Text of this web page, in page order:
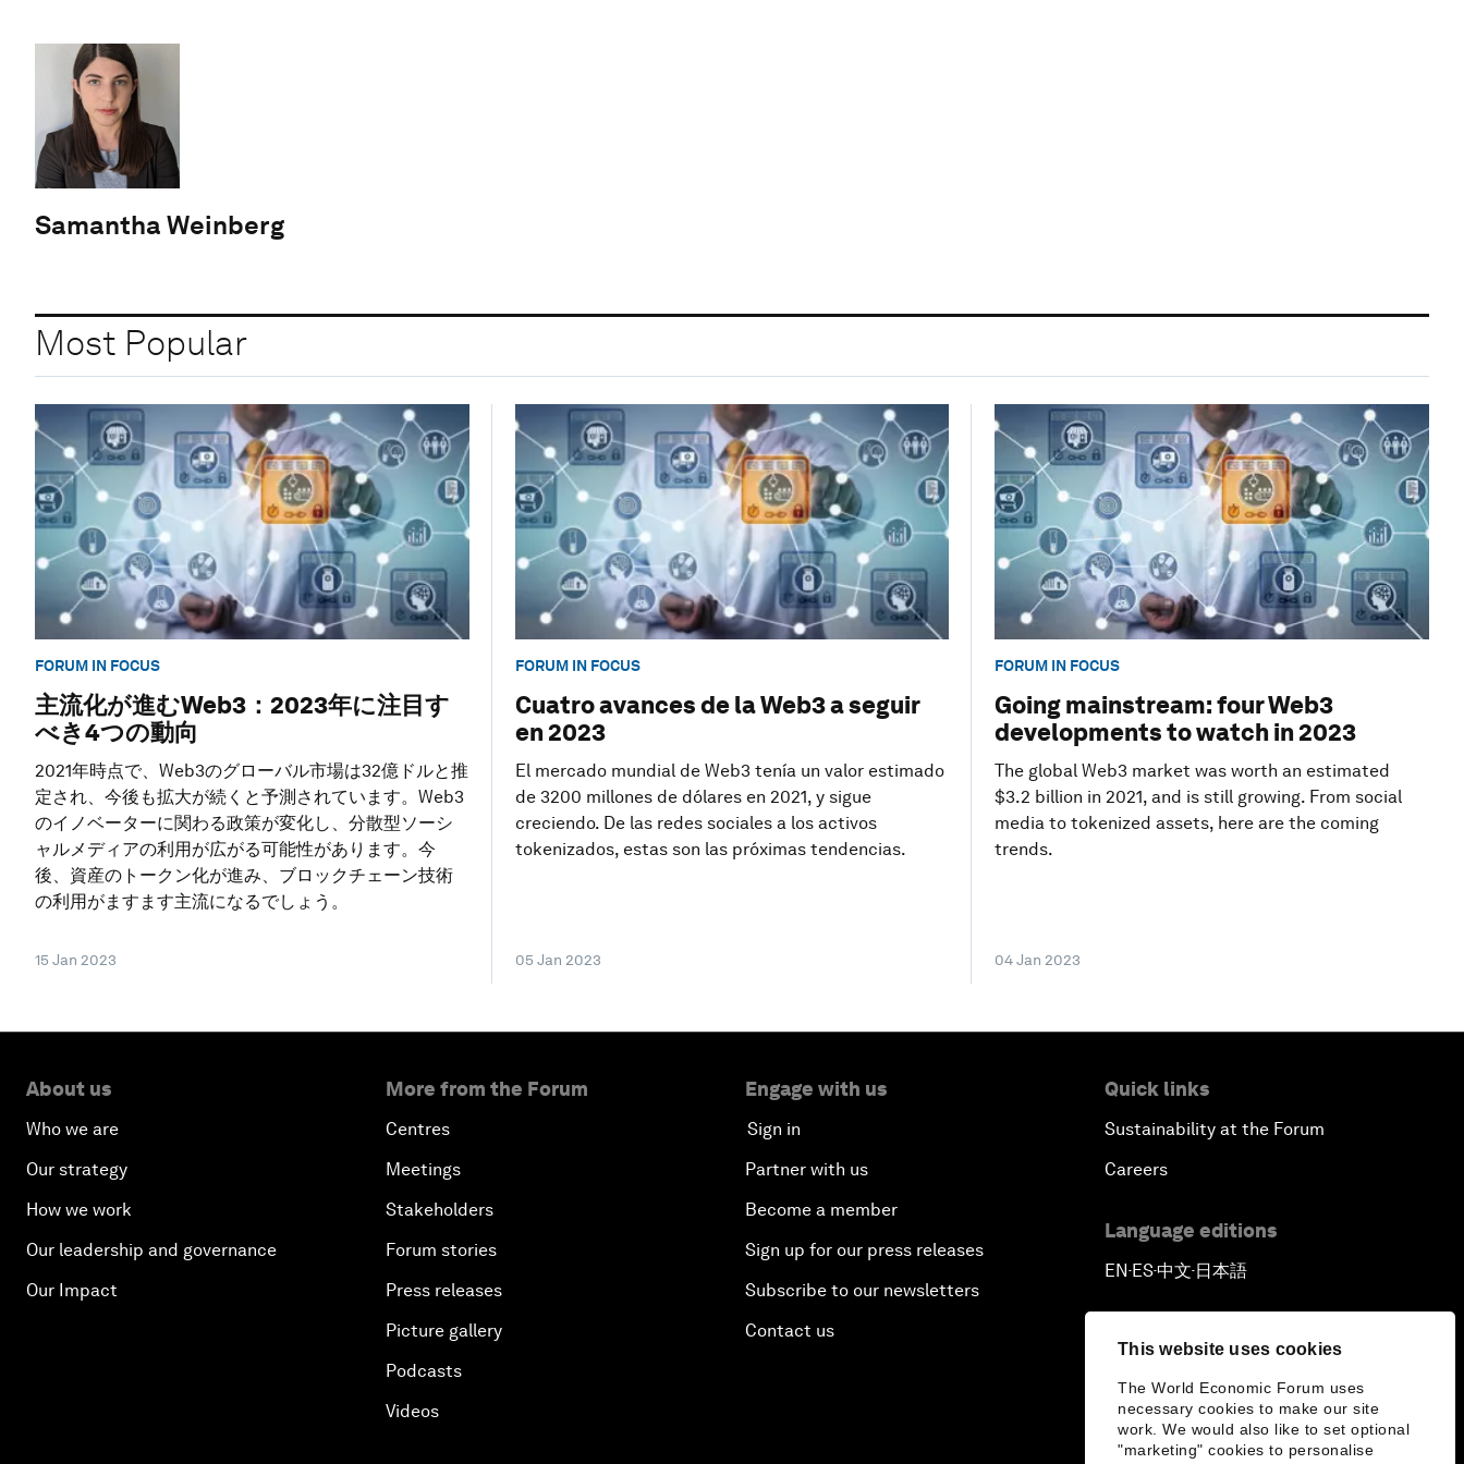
This website uses cookies
The World Economic Forum uses
necessary cookies to make our site
work. We would also like to set optional
"marketing" cookies to personalise
Samantha Weinberg
Most Popular
FORUM IN FOCUS
主流化が進むWeb3：2023年に注目す
べき4つの動向
2021年時点で、Web3のグローバル市場は32億ドルと推
定され、今後も拡大が続くと予測されています。Web3
のイノベーターに関わる政策が変化し、分散型ソーシ
ャルメディアの利用が広がる可能性があります。今
後、資産のトークン化が進み、ブロックチェーン技術
の利用がますます主流になるでしょう。
15 Jan 2023
FORUM IN FOCUS
Cuatro avances de la Web3 a seguir
en 2023
El mercado mundial de Web3 tenía un valor estimado
de 3200 millones de dólares en 2021, y sigue
creciendo. De las redes sociales a los activos
tokenizados, estas son las próximas tendencias.
05 Jan 2023
FORUM IN FOCUS
Going mainstream: four Web3
developments to watch in 2023
The global Web3 market was worth an estimated
$3.2 billion in 2021, and is still growing. From social
media to tokenized assets, here are the coming
trends.
04 Jan 2023
About us
Who we are
Our strategy
How we work
Our leadership and governance
Our Impact
More from the Forum
Centres
Meetings
Stakeholders
Forum stories
Press releases
Picture gallery
Podcasts
Videos
Engage with us
Sign in
Partner with us
Become a member
Sign up for our press releases
Subscribe to our newsletters
Contact us
Quick links
Sustainability at the Forum
Careers
Language editions
EN ▪ ES▪中文▪ 日本語